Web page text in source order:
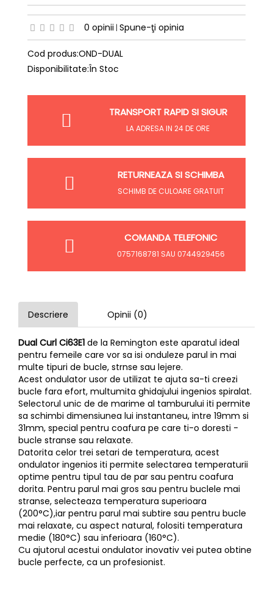
0 opinii | Spune-ţi opinia
Cod produs:OND-DUAL
Disponibilitate:În Stoc
TRANSPORT RAPID SI SIGUR
LA ADRESA IN 24 DE ORE
RETURNEAZA SI SCHIMBA
SCHIMB DE CULOARE GRATUIT
COMANDA TELEFONIC
0757168781 SAU 0744929456
Descriere Opinii (0)
Dual Curl Ci63E1 de la Remington este aparatul ideal
pentru femeile care vor sa isi onduleze parul in mai
multe tipuri de bucle, strnse sau lejere.
Acest ondulator usor de utilizat te ajuta sa-ti creezi
bucle fara efort, multumita ghidajului ingenios spiralat.
Selectorul unic de de marime al tamburului iti permite
sa schimbi dimensiunea lui instantaneu, intre 19mm si
31mm, special pentru coafura pe care ti-o doresti -
bucle stranse sau relaxate.
Datorita celor trei setari de temperatura, acest
ondulator ingenios iti permite selectarea temperaturii
optime pentru tipul tau de par sau pentru coafura
dorita. Pentru parul mai gros sau pentru buclele mai
stranse, selecteaza temperatura superioara
(200°C),iar pentru parul mai subtire sau pentru bucle
mai relaxate, cu aspect natural, folositi temperatura
medie (180°C) sau inferioara (160°C).
Cu ajutorul acestui ondulator inovativ vei putea obtine
bucle perfecte, ca un profesionist.